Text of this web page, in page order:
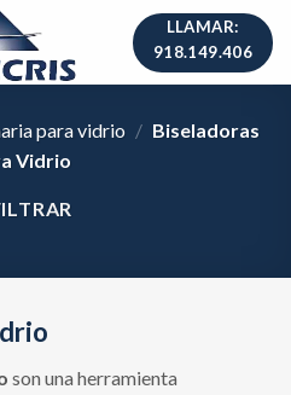
LLAMAR:
918.149.406
para vidrio / Biseladoras
Vidrio
son una herramienta